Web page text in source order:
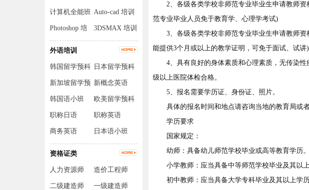
计算机全能班 Auto-cad 培训
Photoshop 培
训
3DSMAX 培训
外语培训
韩国留学预科
班
日本留学预科
班
新加坡留学预
科班
新概念英语
韩国语小班
欧美留学预科
班
职称日语 职称英语
商务英语 日本语小班
资格证类
人力资源师 造价工程师
二级建造师 一级建造师
2、各级各类学校非师范专业毕业生申请教师资
范专业毕业人员免于教育学、心理学考试)
3、各级各类学校非师范专业毕业生申请教师资
能提供3个月或以上的教学证明，可免于面试、试讲)
4、具有良好的身体素质和心理素质，无传染性
级以上医院体检合格。
5、报名需要学历证、身份证、照片。
具体的报名时间和地点请咨询当地的教育局或者
学历要求
国家规定：
幼师：具备幼儿师范学校毕业或高等教育学历。
小学教师：应当具备中等师范学校毕业及其以
初中教师：应当具备大学专科毕业及其以上学